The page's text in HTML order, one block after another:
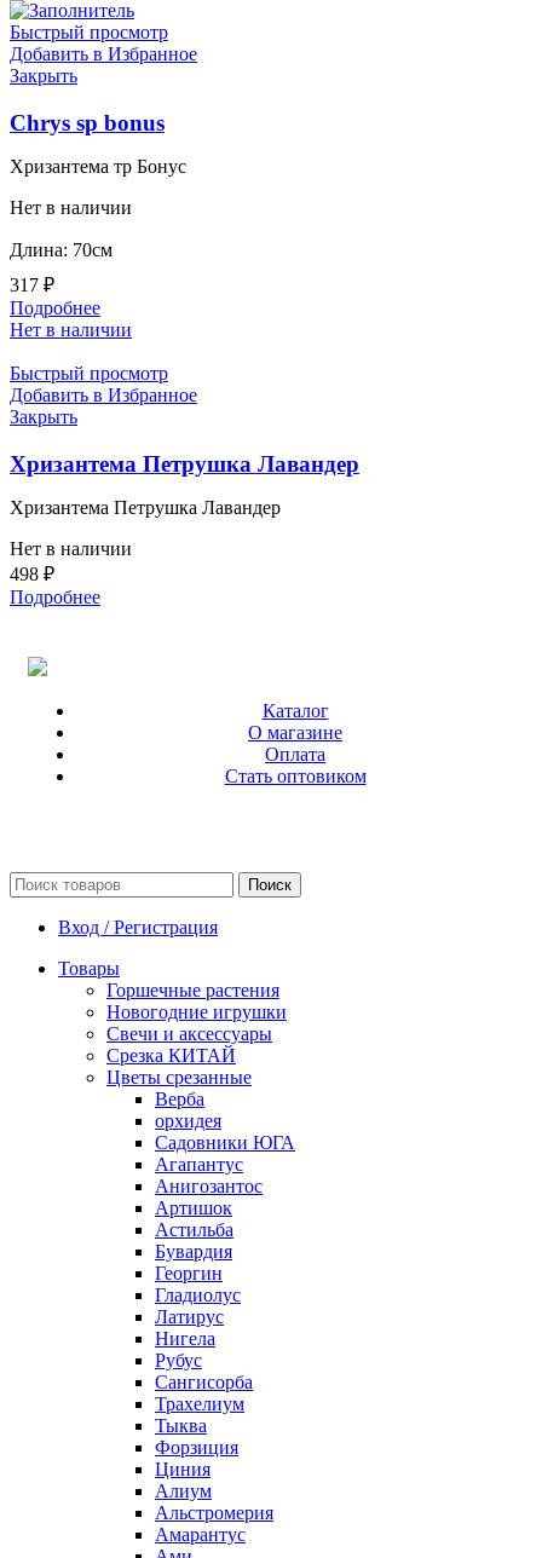
Быстрый просмотр
Добавить в Избранное
Закрыть
Chrys sp bonus
Хризантема тр Бонус
Нет в наличии
Длина: 70см
317 ₽
Подробнее
Нет в наличии
Быстрый просмотр
Добавить в Избранное
Закрыть
Хризантема Петрушка Лавандер
Хризантема Петрушка Лавандер
Нет в наличии
498 ₽
Подробнее
Каталог
О магазине
Оплата
Стать оптовиком
Поиск
Вход / Регистрация
Товары
Горшечные растения
Новогодние игрушки
Свечи и аксессуары
Срезка КИТАЙ
Цветы срезанные
Верба
орхидея
Садовники ЮГА
Агапантус
Анигозантос
Артишок
Астильба
Бувардия
Георгин
Гладиолус
Латирус
Нигела
Рубус
Сангисорба
Трахелиум
Тыква
Форзиция
Циния
Алиум
Альстромерия
Амарантус